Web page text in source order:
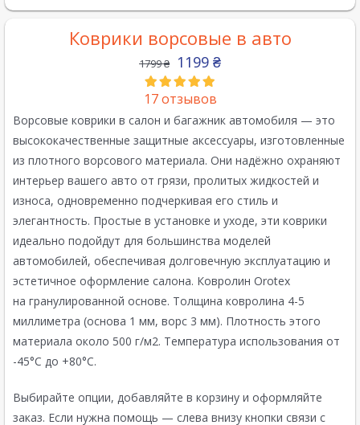
Коврики ворсовые в авто
1799₴ 1199 ₴
17отзывов
Ворсовые коврики в салон и багажник автомобиля — это
высококачественные защитные аксессуары, изготовленные
из плотного ворсового материала. Они надёжно охраняют
интерьер вашего авто от грязи, пролитых жидкостей и
износа, одновременно подчеркивая его стиль и
элегантность. Простые в установке и уходе, эти коврики
идеально подойдут для большинства моделей
автомобилей, обеспечивая долговечную эксплуатацию и
эстетичное оформление салона. Ковролин Orotex
на гранулированной основе. Толщина ковролина 4-5
миллиметра (основа 1 мм, ворс 3 мм). Плотность этого
материала около 500 г/м2. Температура использования от
-45°C до +80°C.
Выбирайте опции, добавляйте в корзину и оформляйте
заказ. Если нужна помощь — слева внизу кнопки связи с